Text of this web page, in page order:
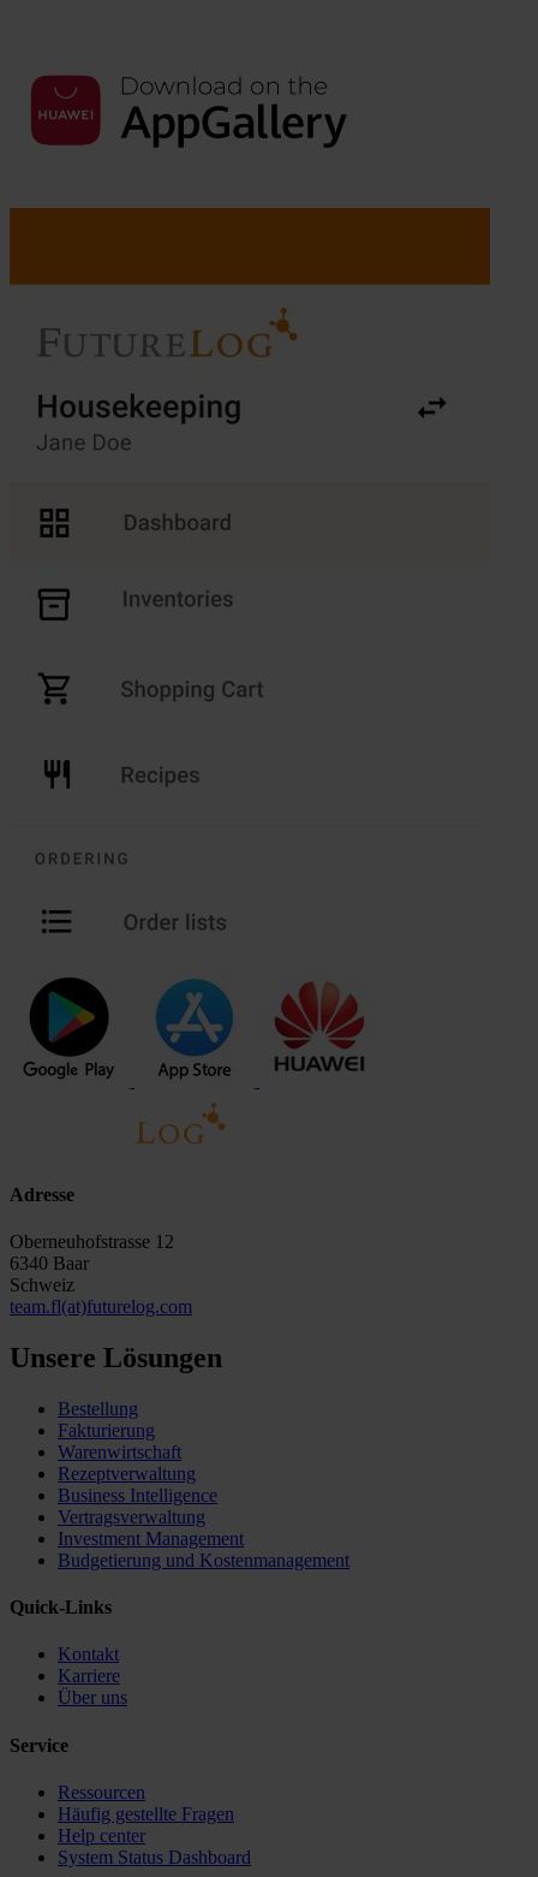
Adresse
Oberneuhofstrasse 12
6340 Baar
Schweiz
team.fl(at)futurelog.com
Unsere Lösungen
Bestellung
Fakturierung
Warenwirtschaft
Rezeptverwaltung
Business Intelligence
Vertragsverwaltung
Investment Management
Budgetierung und Kostenmanagement
Quick-Links
Kontakt
Karriere
Über uns
Service
Ressourcen
Häufig gestellte Fragen
Help center
System Status Dashboard